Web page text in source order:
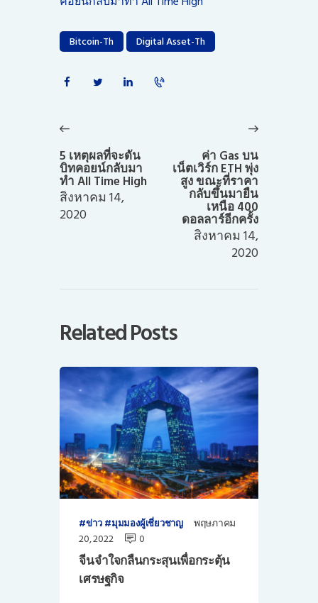
Bitcoin-Th Digital Asset-Th
เรื่อง
post:
5 เหตุผลที่จะดัน
บิทคอยน์กลับมา
ทำ All Time High
สิงหาคม 14,
2020
ค่า Gas บน
เน็ตเวิร์ก ETH พุ่ง
สูง ขณะที่ราคา
กลับขึ้นมายืน
เหนือ 400
ดอลลาร์อีกครั้ง
สิงหาคม 14,
2020
Related Posts
ข่าว มุมมองผู้เชี่ยวชาญ
พฤษภาคม
20, 2022
0
จีนจำใจกลืนกระสุนเพื่อกระตุ้น
เศรษฐกิจ